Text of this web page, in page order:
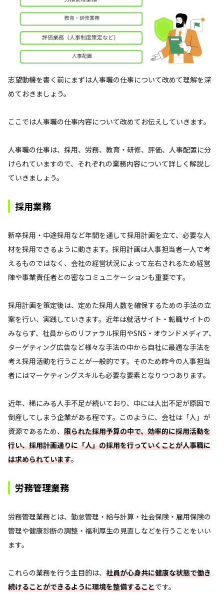
志望動機を書く前にまずは人事職の仕事について改めて理解を深
めておきましょう。
ここでは人事職の仕事内容について改めてお伝えしていきます。
人事職の仕事は、採用、労務、教育・研修、評価、人事配置に分
けられていますので、それぞれの業務内容について詳しく解説し
ていきましょう。
採用業務
新卒採用・中途採用など年間を通して採用計画を立て、必要な人
材を採用できるように動きます。採用計画は人事担当者一人で考
えるものではなく、会社の経営状況によって左右されるため経営
陣や事業責任者との密なコミュニケーションも重要です。
採用計画を策定後は、定めた採用人数を確保するための手法の立
案を行い、実践していきます。近年は就活サイト・転職サイトの
みならず、社員からのリファラル採用やSNS・オウンドメディア、
ターゲティング広告など様々な手法の中から自社に最適な手法を
考え採用活動を行うことが一般的です。そのため昨今の人事担当
者にはマーケティングスキルも必要な要素となりつつあります。
近年、稀にみる人手不足が続いており、中には人出不足が原因で
倒産してしまう企業がある程です。このように、会社は「人」が
資源であるため、 限られた採用予算の中で、効率的に採用活動を
行い、採用計画通りに「人」の採用を行っていくことが人事職に
は求められています。
労務管理業務
労務管理業務とは、勤怠管理・給与計算・社会保険・雇用保険の
管理や健康診断の調整・福利厚生の見直しなどを行うことをいい
ます。
これらの業務を行う主目的は、 社員が心身共に健康な状態で働き
続けることができるように環境を整備することです。